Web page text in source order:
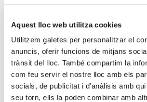
Aquest lloc web utilitza cookies
Utilitzem galetes per personalitzar el
anuncis, oferir funcions de mitjans
trànsit del lloc. També compartim la
com feu servir el nostre lloc amb els
socials, de publicitat i d'anàlisis amb qui
seu torn, ells la poden combinar amb
Ponents
Ciències Econòmiques i
de Comptes.
Descripció
Contingut de la sessió